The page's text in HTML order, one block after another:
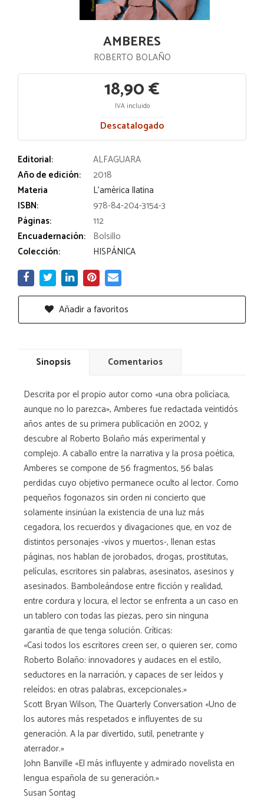
AMBERES
ROBERTO BOLAÑO
18,90 €
IVA incluido
Descatalogado
Editorial:
ALFAGUARA
Año de edición:
2018
Materia
L'amèrica llatina
ISBN:
978-84-204-3154-3
Páginas:
112
Encuadernación: Bolsillo
Colección:
HISPÁNICA
Añadir a favoritos
Sinopsis Comentarios
Descrita por el propio autor como «una obra policíaca,
aunque no lo parezca», Amberes fue redactada veintidós
años antes de su primera publicación en 2002, y
descubre al Roberto Bolaño más experimental y
complejo. A caballo entre la narrativa y la prosa poética,
Amberes se compone de 56 fragmentos, 56 balas
perdidas cuyo objetivo permanece oculto al lector. Como
pequeños fogonazos sin orden ni concierto que
solamente insinúan la existencia de una luz más
cegadora, los recuerdos y divagaciones que, en voz de
distintos personajes -vivos y muertos-, llenan estas
páginas, nos hablan de jorobados, drogas, prostitutas,
películas, escritores sin palabras, asesinatos, asesinos y
asesinados. Bamboleándose entre ficción y realidad,
entre cordura y locura, el lector se enfrenta a un caso en
un tablero con todas las piezas, pero sin ninguna
garantía de que tenga solución. Críticas:
«Casi todos los escritores creen ser, o quieren ser, como
Roberto Bolaño: innovadores y audaces en el estilo,
seductores en la narración, y capaces de ser leídos y
releídos; en otras palabras, excepcionales.»
Scott Bryan Wilson, The Quarterly Conversation «Uno de
los autores más respetados e influyentes de su
generación. A la par divertido, sutil, penetrante y
aterrador.»
John Banville «El más influyente y admirado novelista en
lengua española de su generación.»
Susan Sontag